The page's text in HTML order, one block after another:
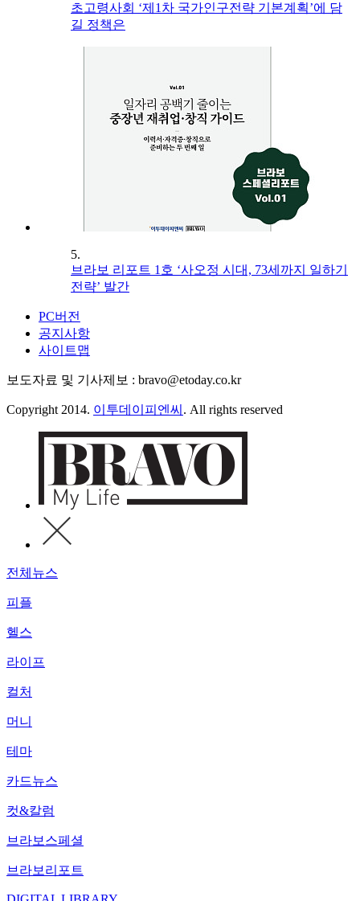
초고령사회 ‘제1차 국가인구전략 기본계획’에 담
길 정책은
5.
브라보 리포트 1호 ‘사오정 시대, 73세까지 일하기
전략’ 발간
PC버전
공지사항
사이트맵
보도자료 및 기사제보 : bravo@etoday.co.kr
Copyright 2014. 이투데이피엔씨 . All rights reserved
전체뉴스
피플
헬스
라이프
컬처
머니
테마
카드뉴스
컷&칼럼
브라보스페셜
브라보리포트